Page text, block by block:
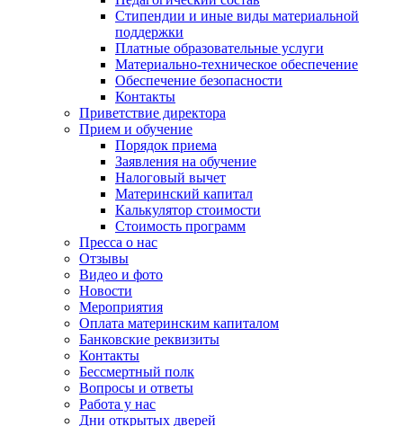
Стипендии и иные виды материальной
поддержки
Платные образовательные услуги
Материально-техническое обеспечение
Обеспечение безопасности
Контакты
Приветствие директора
Прием и обучение
Порядок приема
Заявления на обучение
Налоговый вычет
Материнский капитал
Калькулятор стоимости
Стоимость программ
Пресса о нас
Отзывы
Видео и фото
Новости
Мероприятия
Оплата материнским капиталом
Банковские реквизиты
Контакты
Бессмертный полк
Вопросы и ответы
Работа у нас
Дни открытых дверей